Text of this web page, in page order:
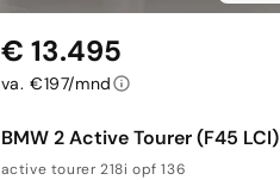
BMW 2 Active Tourer (F45 LCI)
active tourer 218i opf 136
€ 13.495
va. €197/mnd